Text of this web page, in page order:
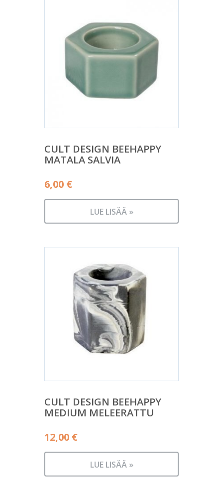
CULT DESIGN BEEHAPPY
MATALA SALVIA
6,00 €
LUE LISÄÄ »
CULT DESIGN BEEHAPPY
MEDIUM MELEERATTU
12,00 €
LUE LISÄÄ »